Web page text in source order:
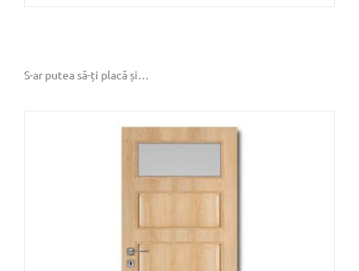
S-ar putea să-ți placă și…